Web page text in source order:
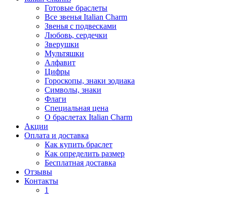
Готовые браслеты
Все звенья Italian Charm
Звенья с подвесками
Любовь, сердечки
Зверушки
Мультяшки
Алфавит
Цифры
Гороскопы, знаки зодиака
Символы, знаки
Флаги
Специальная цена
О браслетах Italian Charm
Акции
Оплата и доставка
Как купить браслет
Как определить размер
Бесплатная доставка
Отзывы
Контакты
1